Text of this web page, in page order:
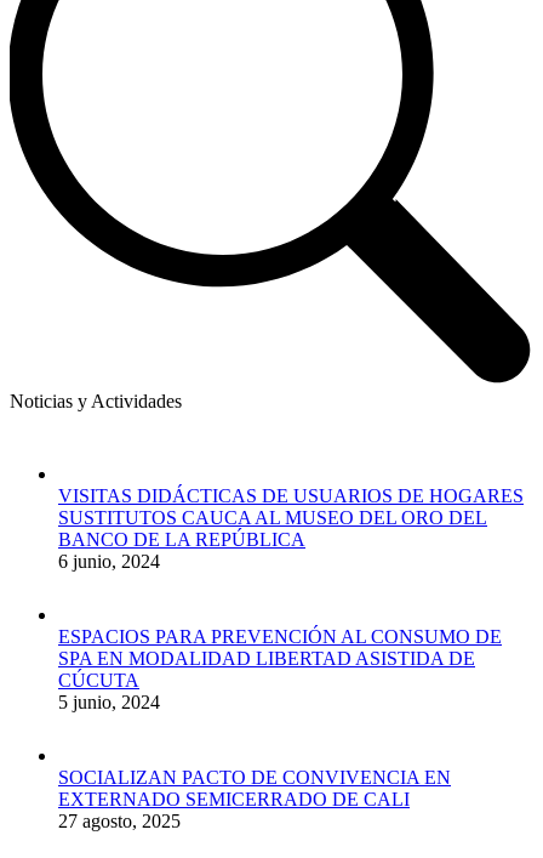
Noticias y Actividades
VISITAS DIDÁCTICAS DE USUARIOS DE HOGARES
SUSTITUTOS CAUCA AL MUSEO DEL ORO DEL
BANCO DE LA REPÚBLICA
6 junio, 2024
ESPACIOS PARA PREVENCIÓN AL CONSUMO DE
SPA EN MODALIDAD LIBERTAD ASISTIDA DE
CÚCUTA
5 junio, 2024
SOCIALIZAN PACTO DE CONVIVENCIA EN
EXTERNADO SEMICERRADO DE CALI
27 agosto, 2025